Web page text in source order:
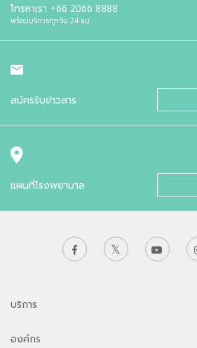
โทรหาเรา +66 2066 8888
พร้อมบริการทุกวัน 24 ชม.
สมัครรับข่าวสาร
แผนที่โรงพยาบาล
บริการ
องค์กร